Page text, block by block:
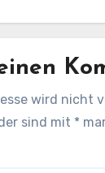
wird nicht
sind mit *